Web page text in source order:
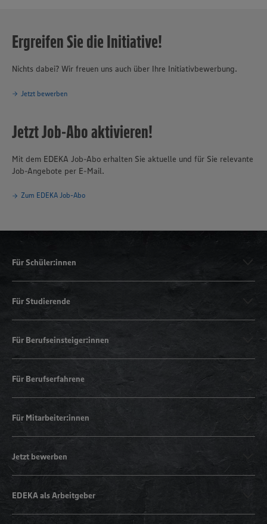
Ergreifen Sie die Initiative!
Nichts dabei? Wir freuen uns auch über Ihre Initiativbewerbung.
Jetzt bewerben
Jetzt Job-Abo aktivieren!
Mit dem EDEKA Job-Abo erhalten Sie aktuelle und für Sie relevante
Job-Angebote per E-Mail.
Zum EDEKA Job-Abo
Für Schüler:innen
Für Studierende
Für Berufseinsteiger:innen
Für Berufserfahrene
Für Mitarbeiter:innen
Jetzt bewerben
EDEKA als Arbeitgeber